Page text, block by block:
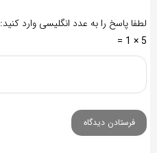
لطفا پاسخ را به عدد انگلیسی وارد کنید:
5 × 1 =